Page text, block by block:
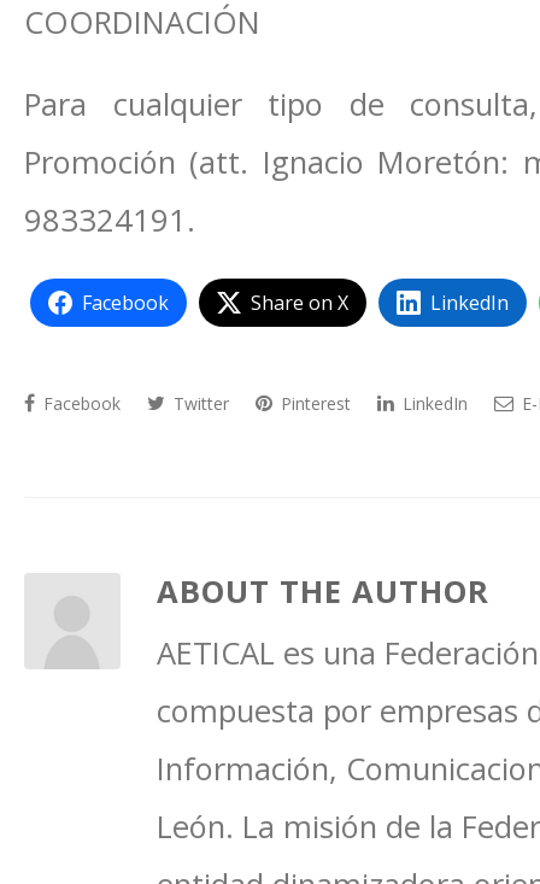
COORDINACIÓN
Para cualquier tipo de
Promoción (att. Ignacio Moretón:
983324191.
Facebook Share on X LinkedIn
Facebook Twitter Pinterest LinkedIn
ABOUT THE AUTHOR
AETICAL es una
compuesta por empresas
Información,
León. La misión de la